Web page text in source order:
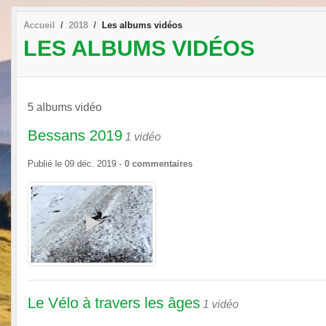
Accueil 2018 Les albums vidéos
LES ALBUMS VIDÉOS
5 albums vidéo
Bessans 2019 1 vidéo
Publié le 09 déc. 2019 - 0 commentaires
Le Vélo à travers les âges 1 vidéo